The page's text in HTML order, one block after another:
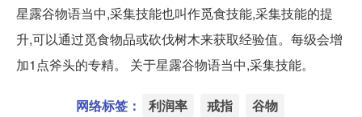
星露谷物语当中,采集技能也叫作觅食技能,采集技能的提
升,可以通过觅食物品或砍伐树木来获取经验值。每级会增
加1点斧头的专精。 关于星露谷物语当中,采集技能。
网络标签： 利润率 戒指 谷物